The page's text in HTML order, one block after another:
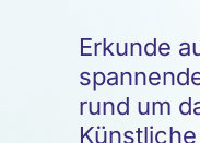
Erkunde
rund um